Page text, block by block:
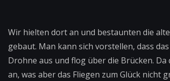
Wir hielten dort an und bestaunten die
gebaut. Man kann sich vorstellen, dass
Drohne aus und flog über die Brücken.
an, was aber das Fliegen zum Glück